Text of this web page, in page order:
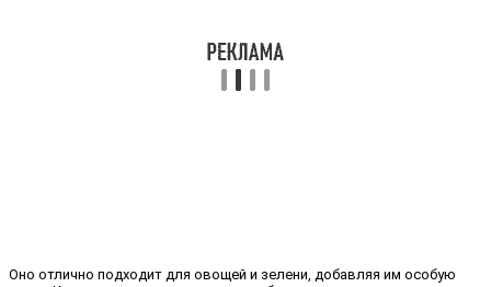
Оно отлично подходит для овощей и зелени, добавляя им особую